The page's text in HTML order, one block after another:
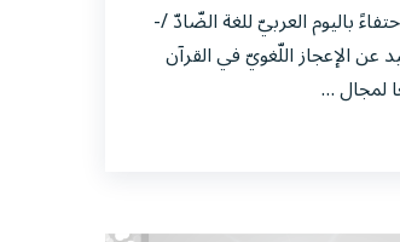
العربيّ للغة الضّادّ /-
عن الإعجاز اللّغويّ في القرآن
لمجال …